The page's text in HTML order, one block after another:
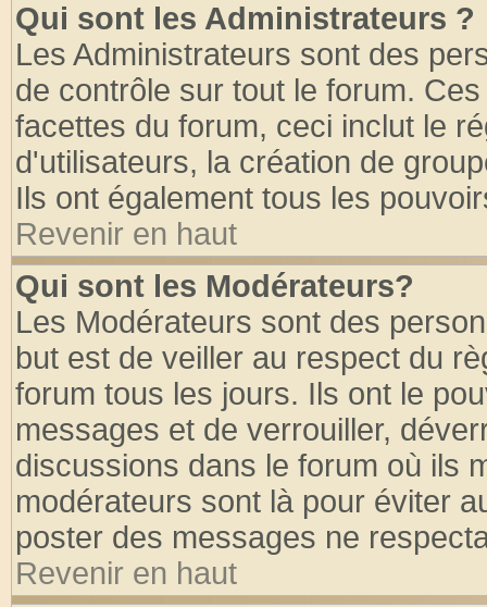
Qui sont les Administrateurs ?
Les Administrateurs sont des
de contrôle sur tout le forum.
facettes du forum, ceci inclut le
d'utilisateurs, la création de
Ils ont également tous les
Revenir en haut
Qui sont les Modérateurs?
Les Modérateurs sont des
but est de veiller au respect du
forum tous les jours. Ils ont le
messages et de verrouiller,
discussions dans le forum où ils
modérateurs sont là pour éviter
poster des messages ne
Revenir en haut